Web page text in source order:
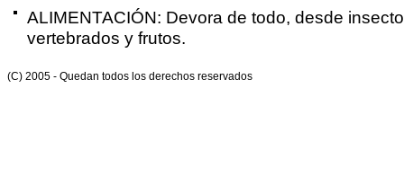
ALIMENTACIÓN: Devora de todo, desde
vertebrados y frutos.
(C) 2005 - Quedan todos los derechos reservados